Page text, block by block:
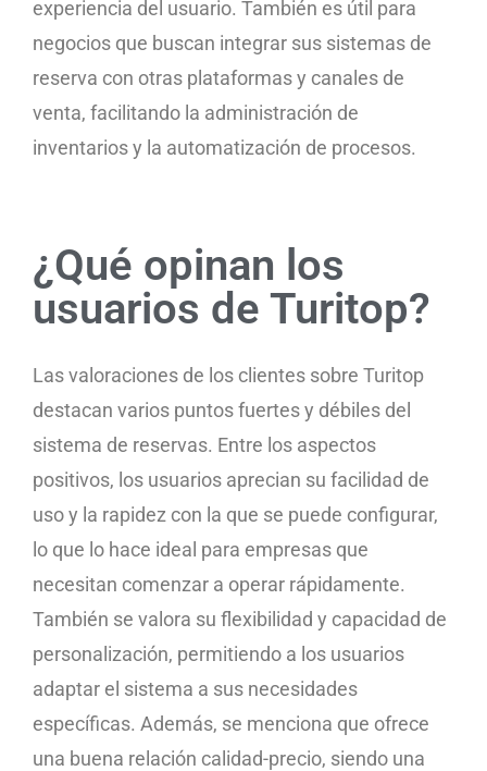
experiencia del usuario. También es útil para
negocios que buscan integrar sus sistemas de
reserva con otras plataformas y canales de
venta, facilitando la administración de
inventarios y la automatización de procesos.
¿Qué opinan los
usuarios de Turitop?
Las valoraciones de los clientes sobre Turitop
destacan varios puntos fuertes y débiles del
sistema de reservas. Entre los aspectos
positivos, los usuarios aprecian su facilidad de
uso y la rapidez con la que se puede configurar,
lo que lo hace ideal para empresas que
necesitan comenzar a operar rápidamente.
También se valora su flexibilidad y capacidad de
personalización, permitiendo a los usuarios
adaptar el sistema a sus necesidades
específicas. Además, se menciona que ofrece
una buena relación calidad-precio, siendo una